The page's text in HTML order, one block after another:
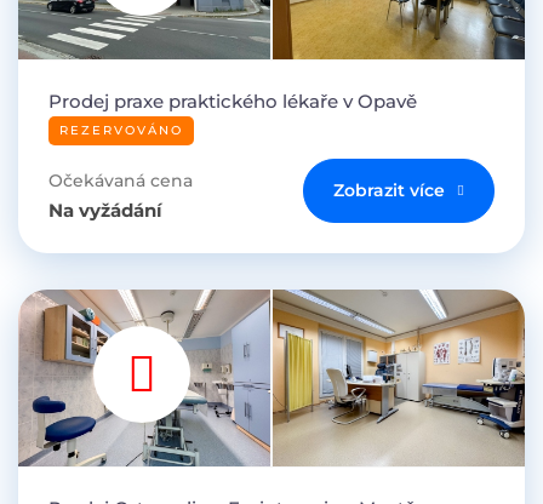
Prodej praxe praktického lékaře v Opavě
REZERVOVÁNO
Očekávaná cena
Na vyžádání
Zobrazit více